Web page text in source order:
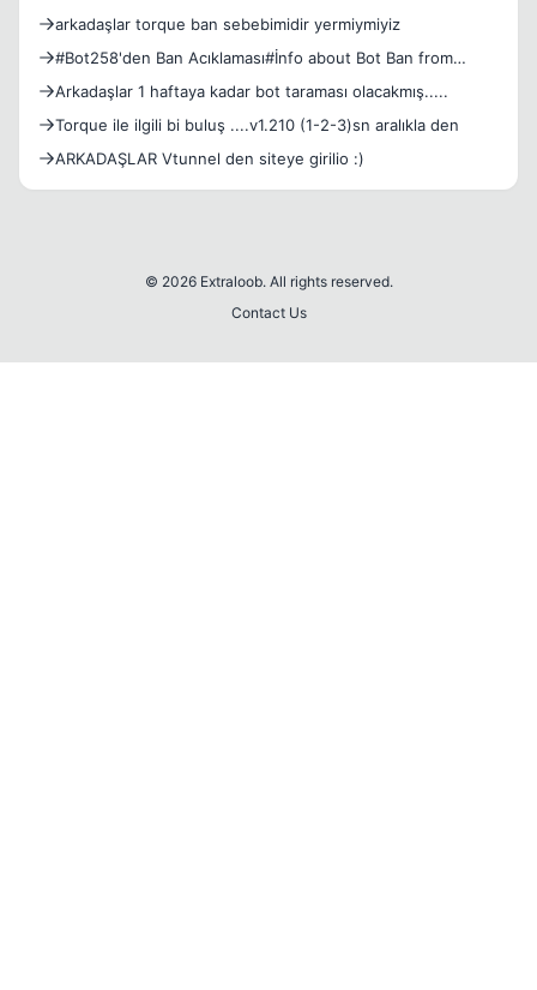
arkadaşlar torque ban sebebimidir yermiymiyiz
#Bot258'den Ban Acıklaması#İnfo about Bot Ban from
Bot258#
Arkadaşlar 1 haftaya kadar bot taraması olacakmış.....
Torque ile ilgili bi buluş ....v1.210 (1-2-3)sn aralıkla den
ARKADAŞLAR Vtunnel den siteye girilio :)
© 2026 Extraloob. All rights reserved.
Contact Us